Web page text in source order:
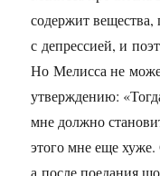
содержит
с депрессией, и
Но Мелисса не
утверждению:
мне должно
этого мне еще хуже.
а после поедания